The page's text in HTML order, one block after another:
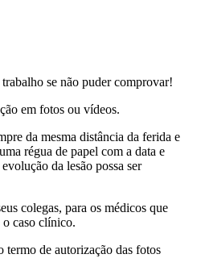
se não puder comprovar!
em fotos ou vídeos.
da mesma distância da ferida e
régua de papel com a data e
da lesão possa ser
colegas, para os médicos que
caso clínico.
termo de autorização das fotos